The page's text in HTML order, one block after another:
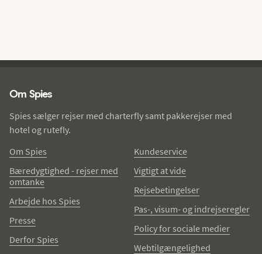
Om Spies
Spies sælger rejser med charterfly samt pakkerejser med
hotel og rutefly.
Om Spies
Bæredygtighed - rejser med
omtanke
Arbejde hos Spies
Presse
Derfor Spies
Kundeservice
Vigtigt at vide
Rejsebetingelser
Pas-, visum- og indrejseregler
Policy for sociale medier
Webtilgængelighed